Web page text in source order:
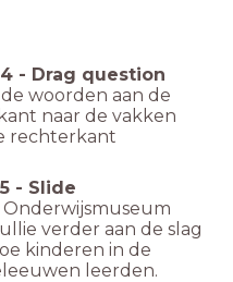
4 - Drag question
woorden aan de
naar de vakken
rechterkant
5 - Slide
verder aan de slag
kinderen in de
leerden.